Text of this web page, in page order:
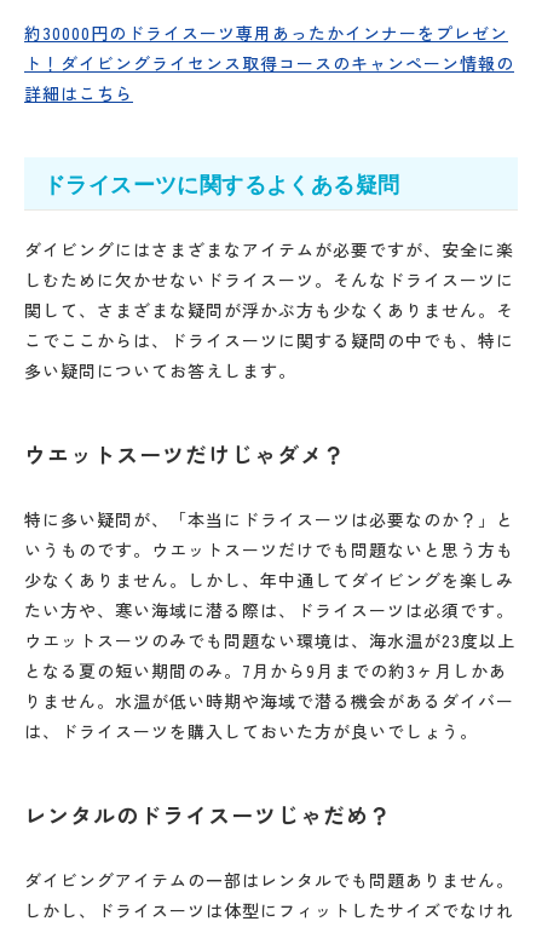
約30000円のドライスーツ専用あったかインナーをプレゼン
ト！ダイビングライセンス取得コースのキャンペーン情報の
詳細はこちら
ドライスーツに関するよくある疑問
ダイビングにはさまざまなアイテムが必要ですが、安全に楽
しむために欠かせないドライスーツ。そんなドライスーツに
関して、さまざまな疑問が浮かぶ方も少なくありません。そ
こでここからは、ドライスーツに関する疑問の中でも、特に
多い疑問についてお答えします。
ウエットスーツだけじゃダメ？
特に多い疑問が、「本当にドライスーツは必要なのか？」と
いうものです。ウエットスーツだけでも問題ないと思う方も
少なくありません。しかし、年中通してダイビングを楽しみ
たい方や、寒い海域に潜る際は、ドライスーツは必須です。
ウエットスーツのみでも問題ない環境は、海水温が23度以上
となる夏の短い期間のみ。7月から9月までの約3ヶ月しかあ
りません。水温が低い時期や海域で潜る機会があるダイバー
は、ドライスーツを購入しておいた方が良いでしょう。
レンタルのドライスーツじゃだめ？
ダイビングアイテムの一部はレンタルでも問題ありません。
しかし、ドライスーツは体型にフィットしたサイズでなけれ